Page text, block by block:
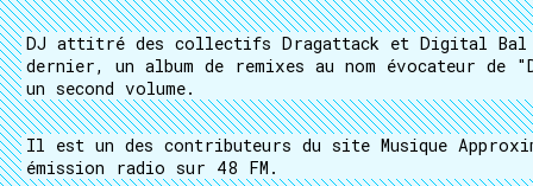
DJ attitré des collectifs Dragattack et Digital
dernier, un album de remixes au nom évocateur de
un second volume.
Il est un des contributeurs du site Musique
émission radio sur 48 FM.